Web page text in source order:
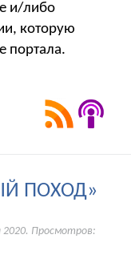
и/либо
которую
портала.
ПОХОД»
. Просмотров: